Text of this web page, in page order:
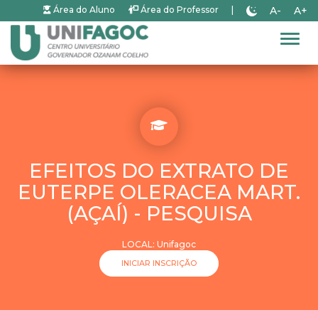
Área do Aluno Área do Professor A- A+
EFEITOS DO EXTRATO DE
EUTERPE OLERACEA MART.
(AÇAÍ) - PESQUISA
LOCAL: Unifagoc
INICIAR INSCRIÇÃO